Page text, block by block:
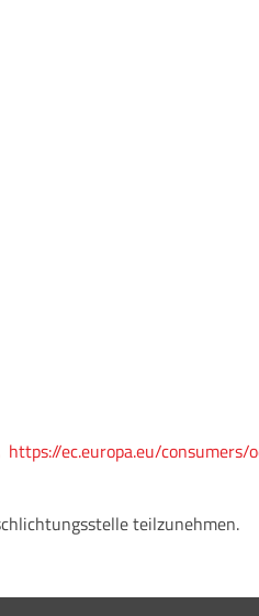
https://ec.europa.eu/consumers/
teilzunehmen.